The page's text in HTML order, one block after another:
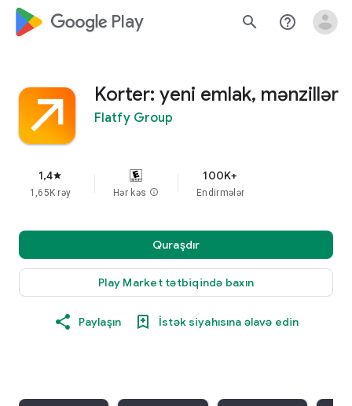
google_logo Play search help_outline
Korter: yeni emlak, mənzillər
Flatfy Group
1,4star
1,65K rəy Hər kəs info
100K+
Endirmələr
Quraşdır
Play Market tətbiqində baxın
Paylaşın İstək siyahısına əlavə edin